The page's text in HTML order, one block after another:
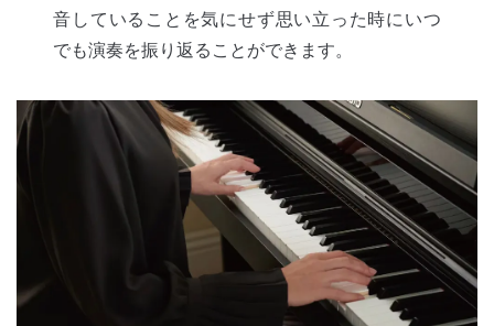
音していることを気にせず思い立った時にいつ
でも演奏を振り返ることができます。